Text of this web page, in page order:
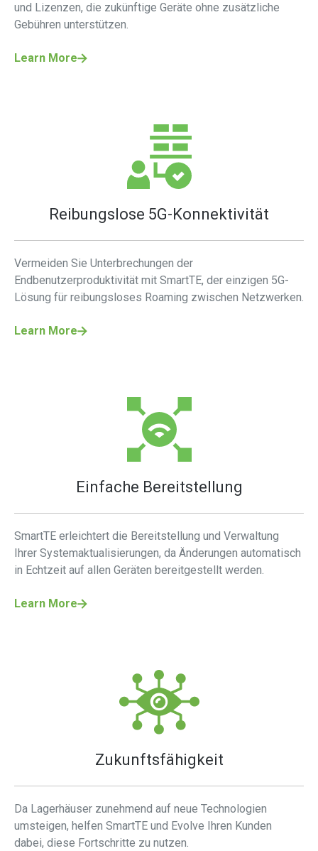
und Lizenzen, die zukünftige Geräte ohne zusätzliche
Gebühren unterstützen.
Learn More
Reibungslose 5G-Konnektivität
Vermeiden Sie Unterbrechungen der
Endbenutzerproduktivität mit SmartTE, der einzigen 5G-
Lösung für reibungsloses Roaming zwischen Netzwerken.
Learn More
Einfache Bereitstellung
SmartTE erleichtert die Bereitstellung und Verwaltung
Ihrer Systemaktualisierungen, da Änderungen automatisch
in Echtzeit auf allen Geräten bereitgestellt werden.
Learn More
Zukunftsfähigkeit
Da Lagerhäuser zunehmend auf neue Technologien
umsteigen, helfen SmartTE und Evolve Ihren Kunden
dabei, diese Fortschritte zu nutzen.